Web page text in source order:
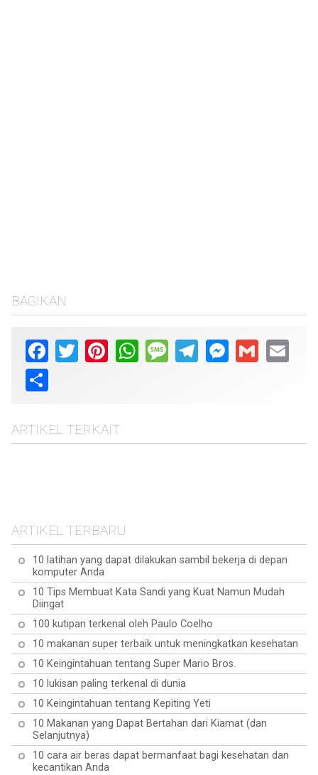
BAGIKAN
Facebook
Twitter PinterestWhatsAppMessageTelegramMessenger
Gmail Email
Share
ARTIKEL TERKAIT
ARTIKEL TERBARU
10 latihan yang dapat dilakukan sambil bekerja di depan
komputer Anda
10 Tips Membuat Kata Sandi yang Kuat Namun Mudah
Diingat
100 kutipan terkenal oleh Paulo Coelho
10 makanan super terbaik untuk meningkatkan kesehatan
10 Keingintahuan tentang Super Mario Bros.
10 lukisan paling terkenal di dunia
10 Keingintahuan tentang Kepiting Yeti
10 Makanan yang Dapat Bertahan dari Kiamat (dan
Selanjutnya)
10 cara air beras dapat bermanfaat bagi kesehatan dan
kecantikan Anda